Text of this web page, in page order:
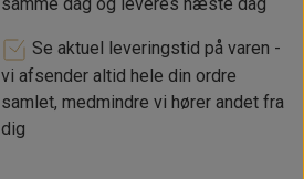
Se aktuel leveringstid på varen -
vi afsender altid hele din ordre
samlet, medmindre vi hører andet fra
dig